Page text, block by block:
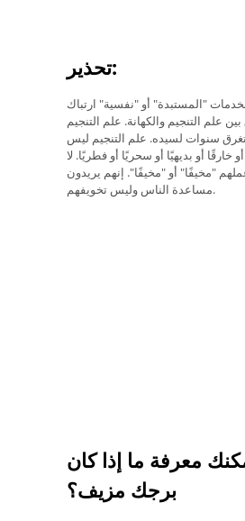
تحذير:
"المستبدة" أو "نفسية" ارتباك
علم التنجيم والكهانة. علم التنجيم
سنوات لسيده. علم التنجيم ليس
خارقًا أو بديهيًا أو سحريًا أو فطريًا. لا
"مخيفًا" أو "مخيفًا". إنهم يريدون
مساعدة الناس وليس تخويفهم.
معرفة ما إذا كان
برجك مزيف؟